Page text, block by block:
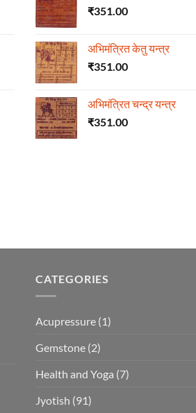
₹351.00
अभिमंत्रित केतु यन्त्र
₹351.00
अभिमंत्रित चन्द्र यन्त्र
₹351.00
CATEGORIES
Acupressure (1)
Gemstone (2)
Health and Yoga (7)
Jyotish (91)